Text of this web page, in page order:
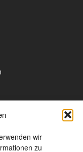
wir
zu